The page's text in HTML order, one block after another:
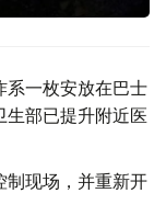
系一枚安放在巴士
生部已提升附近医
制现场，并重新开